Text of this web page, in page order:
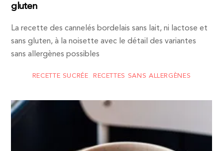
gluten
La recette des cannelés bordelais sans lait, ni lactose et
sans gluten, à la noisette avec le détail des variantes
sans allergènes possibles
RECETTE SUCRÉE RECETTES SANS ALLERGÈNES